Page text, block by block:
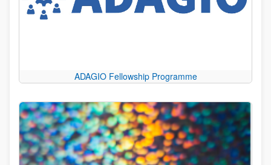
ADAGIO Fellowship Programme